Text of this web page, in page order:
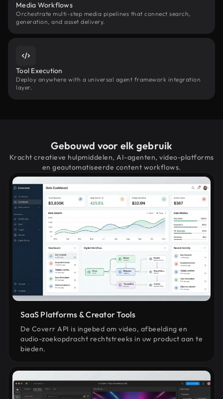
Media Workflows
Orchestrate multi-step media pipelines that connect search,
generation, and asset delivery.
Tool Execution
Deploy anywhere with a universal agent framework integration
layer.
Gebouwd voor elk gebruik
Kracht creatieve hulpmiddelen, AI-agenten, video-platforms
en geautomatiseerde content workflows.
SaaS Platforms & Creator Tools
De Coverr API is ingebed om video, afbeelding en
audio-zoekopdracht rechtstreeks in uw product aan te
bieden.